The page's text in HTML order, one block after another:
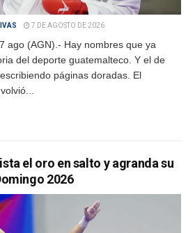
7 DE AGOSTO DE 2026
ago (AGN).- Hay nombres que ya
del deporte guatemalteco. Y el de
páginas doradas. El
el oro en salto y agranda su
2026